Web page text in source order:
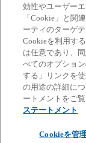
© 2026 KPMG AZSA
incorporated under
a member firm of
firms affiliated with
company limited by
Corporation, a tax
Law and a member
member firms
English company
For more detail
please visit https://
効性やユーザー
「Cookie」と関
ーティのターゲ
Cookieを利用す
は任意であり、
べてのオプショ
する」リンクを
の用途の詳細に
ートメントをご覧
ステートメント
Cookieを管